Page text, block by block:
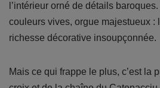
l’intérieur orné de détails
couleurs vives, orgue majestueux :
richesse décorative insoupçonnée.
Mais ce qui frappe le plus, c’est la